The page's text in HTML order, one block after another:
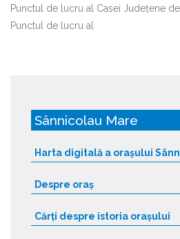
Punctul de lucru al Casei Județene
Punctul de lucru al
Sânnicolau Mare
Harta digitală a orașului
Despre oraș
Cărți despre istoria orașului